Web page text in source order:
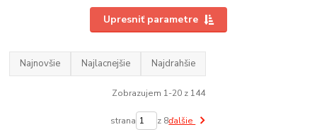
Upresniť parametre
Najnovšie Najlacnejšie Najdrahšie
Zobrazujem 1-20 z 144
strana z 8ďalšie